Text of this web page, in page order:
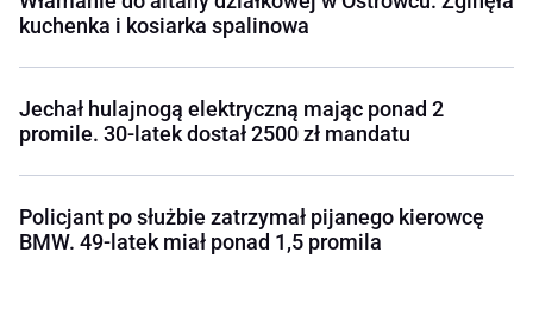
kuchenka i kosiarka spalinowa
Jechał hulajnogą elektryczną mając ponad 2
promile. 30-latek dostał 2500 zł mandatu
Policjant po służbie zatrzymał pijanego kierowcę
BMW. 49-latek miał ponad 1,5 promila